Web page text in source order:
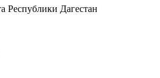
Республики Дагестан